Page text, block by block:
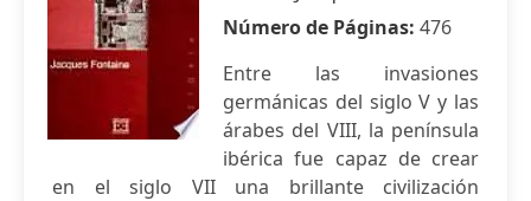
Número de Páginas: 476
Entre las invasiones
germánicas del siglo V y las
árabes del VIII, la península
ibérica fue capaz de crear
en el siglo VII una brillante civilización